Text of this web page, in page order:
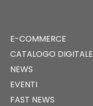
E-COMMERCE
CATALOGO DIGITALE
NEWS
EVENTI
FAST NEWS